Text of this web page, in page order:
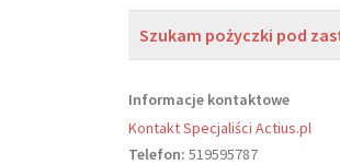
Szukam pożyczki pod
Informacje kontaktowe
Kontakt Specjaliści Actius.pl
Telefon: 519595787